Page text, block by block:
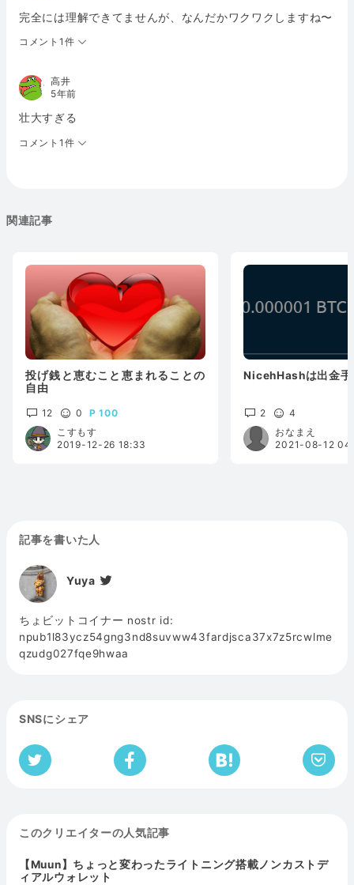
完全には理解できてませんが、なんだかワクワクしますね〜
コメント1件
高井
5年前
壮大すぎる
コメント1件
関連記事
投げ銭と恵むこと恵まれることの
自由
12 0
100
こすもす
2019-12-26 18:33
NicehHashは出金手
2
4
おなまえ
2021-08-12
記事を書いた人
Yuya
ちょビットコイナー nostr id:
npub1l83ycz54gng3nd8suvww43fardjsca37x7z5rcwlme
qzudg027fqe9hwaa
SNSにシェア
このクリエイターの人気記事
【Muun】ちょっと変わったライトニング搭載ノンカストデ
ィアルウォレット